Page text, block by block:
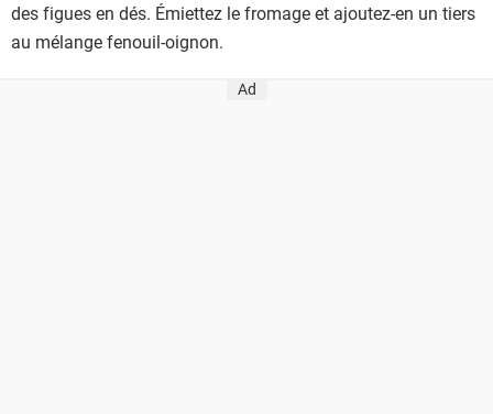
des figues en dés. Émiettez le fromage et ajoutez-en un tiers
au mélange fenouil-oignon.
Ad